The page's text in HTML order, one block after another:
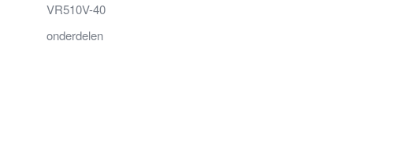
VR510V-40
onderdelen